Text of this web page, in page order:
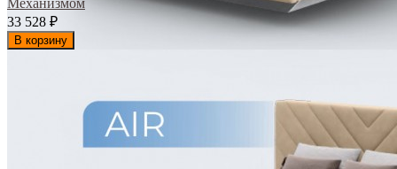
33 528 ₽
В корзину